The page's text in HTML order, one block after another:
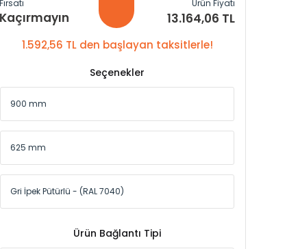
Fırsatı
Kaçırmayın
Ürün Fiyatı
13.164,06 TL
1.592,56 TL den başlayan taksitlerle!
Seçenekler
Ürün Bağlantı Tipi